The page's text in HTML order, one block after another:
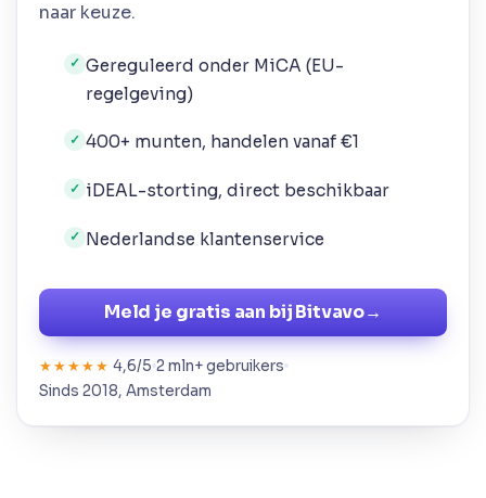
naar keuze.
✓ Gereguleerd onder MiCA (EU-
regelgeving)
✓ 400+ munten, handelen vanaf €1
✓ iDEAL-storting, direct beschikbaar
✓ Nederlandse klantenservice
Meld je gratis aan bij Bitvavo→
★★★★★ 4,6/5 2 mln+ gebruikers
Sinds 2018, Amsterdam